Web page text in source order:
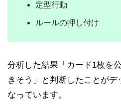
定型行動
ルールの押し付け
分析した結果「カード1枚を
きそう」と判断したことが
なっています。